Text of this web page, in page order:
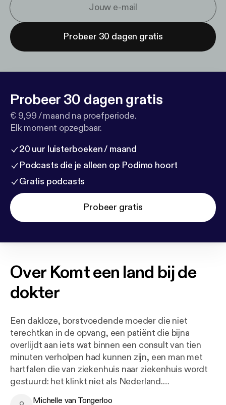
Probeer 30 dagen gratis
Probeer 30 dagen gratis
€ 9,99 / maand na proefperiode.
Elk moment opzegbaar.
20 uur luisterboeken / maand
Podcasts die je alleen op Podimo hoort
Gratis podcasts
Probeer gratis
Over Komt een land bij de
dokter
Een dakloze, borstvoedende moeder die niet
terechtkan in de opvang, een patiënt die bijna
overlijdt aan iets wat binnen een consult van tien
minuten verholpen had kunnen zijn, een man met
hartfalen die van ziekenhuis naar ziekenhuis wordt
gestuurd: het klinkt niet als Nederland.
Michelle van Tongerloo